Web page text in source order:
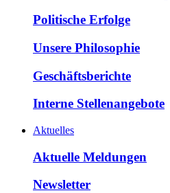
Politische Erfolge
Unsere Philosophie
Geschäftsberichte
Interne Stellenangebote
Aktuelles
Aktuelle Meldungen
Newsletter